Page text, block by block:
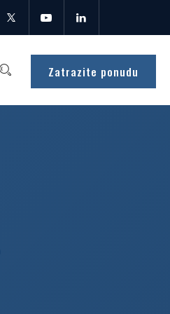
Zatrazite ponudu